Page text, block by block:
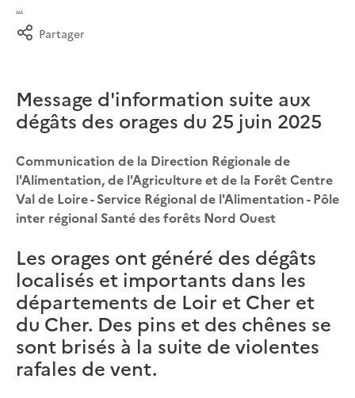
...
Partager
Message d'information suite aux
dégâts des orages du 25 juin 2025
Communication de la Direction Régionale de
l'Alimentation, de l'Agriculture et de la Forêt Centre
Val de Loire - Service Régional de l'Alimentation - Pôle
inter régional Santé des forêts Nord Ouest
Les orages ont généré des dégâts
localisés et importants dans les
départements de Loir et Cher et
du Cher. Des pins et des chênes se
sont brisés à la suite de violentes
rafales de vent.